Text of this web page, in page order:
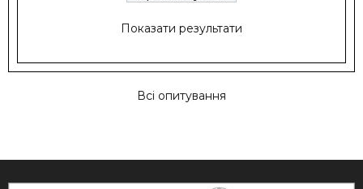
Показати результати
Всі опитування